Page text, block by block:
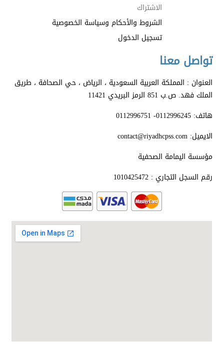
الاشتراك
الشروط والأحكام وسياسة الخصوصية
تسجيل الدخول
تواصل معنا
العنوان : المملكة العربية السعودية ، الرياض ، حي الصحافة ، طريق
الملك فهد. ص.ب 851 الرمز البريدي 11421
هاتف: 0112996245- 0112996751
الايميل: contact@riyadhcpss.com
مؤسسة اليمامة الصحفية
رقم السجل التجاري : 1010425472